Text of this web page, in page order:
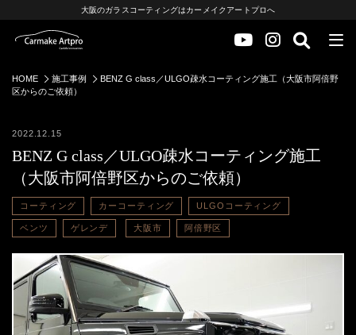
大阪のガラスコーティングはカーメイクアートプロへ
HOME 施工事例
BENZ G class／ULGO疎水コーティング施工（大阪市阿倍野
区からのご依頼）
2022.12.15
BENZ G class／ULGO疎水コーティング施工
（大阪市阿倍野区からのご依頼）
コーティング カーコーティング ULGOコーティング
ベンツ ゲレンデ 大阪市 阿倍野区